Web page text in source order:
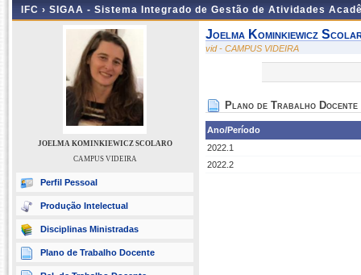
IFC › SIGAA - Sistema Integrado de Gestão de Atividades
JOELMA KOMINKIEWICZ SCOLARO
CAMPUS VIDEIRA
Perfil Pessoal
Produção Intelectual
Disciplinas Ministradas
Plano de Trabalho Docente
Joelma Kominkiewicz
vid - CAMPUS VIDEIRA
Plano de Trabalho Docente
Ano/Período
2022.1
2022.2